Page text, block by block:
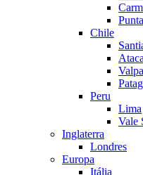
Chile
Peru
Lima
Vale
Inglaterra
Londres
Europa
Itália